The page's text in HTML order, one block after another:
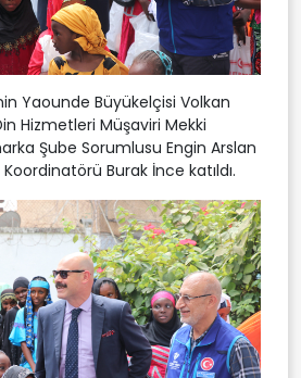
Yaounde Büyükelçisi Volkan
Hizmetleri Müşaviri Mekki
Şube Sorumlusu Engin Arslan
Burak İnce katıldı.